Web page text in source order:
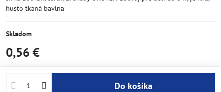
husto tkaná bavlna
Skladom
0,56 €
Do košíka